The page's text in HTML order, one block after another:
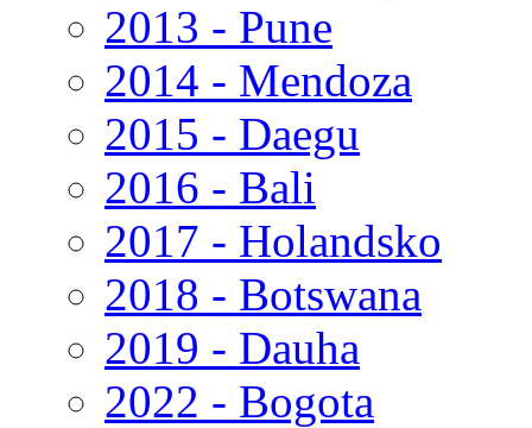
2013 - Pune
2014 - Mendoza
2015 - Daegu
2016 - Bali
2017 - Holandsko
2018 - Botswana
2019 - Dauha
2022 - Bogota